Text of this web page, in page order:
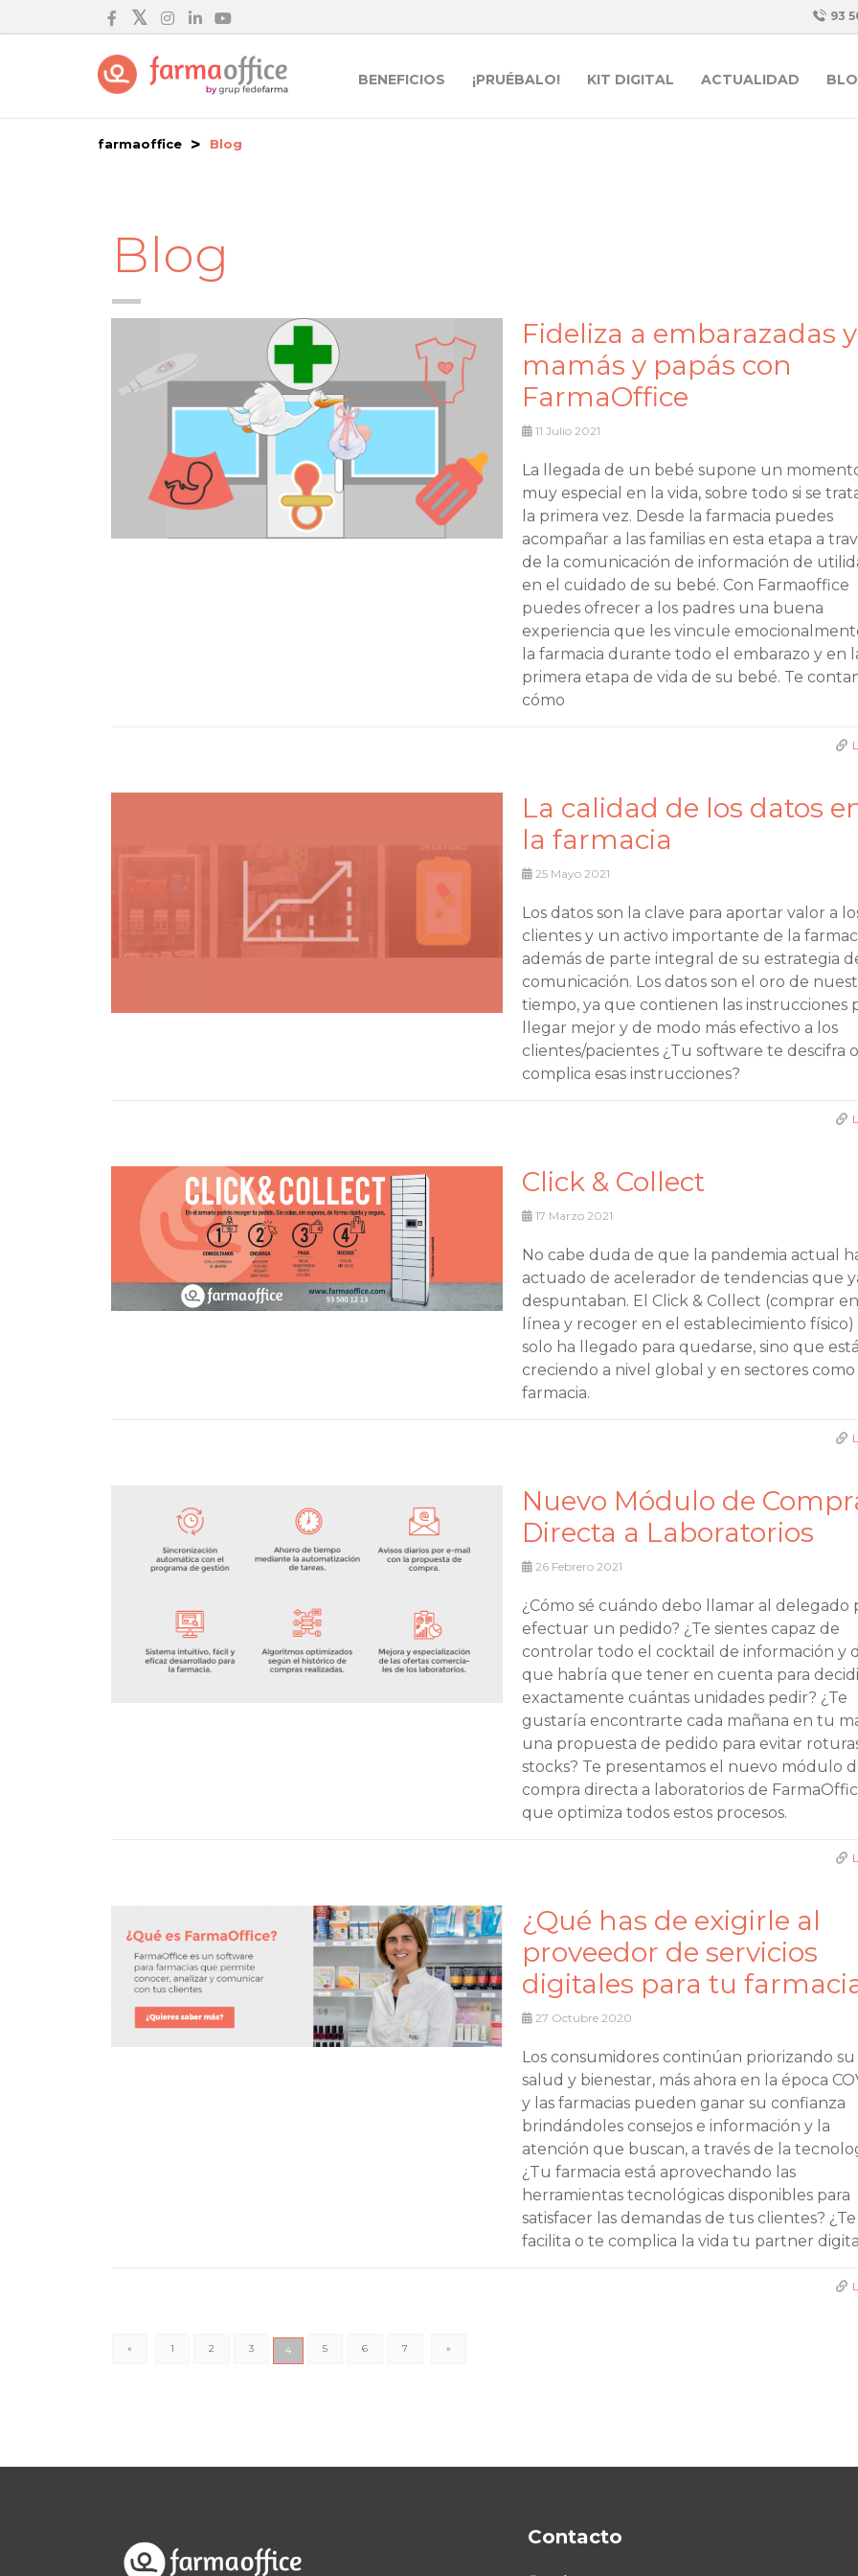
93
BENEFICIOS ¡PRUÉBALO! KIT DIGITAL ACTUALIDAD
farmaoffice Blog
Blog
Fideliza a embarazadas
mamás y papás con
FarmaOffice
11 Julio 2021
La llegada de un bebé supone un
muy especial en la vida, sobre todo si se
la primera vez. Desde la farmacia puedes
acompañar a las familias en esta etapa a
de la comunicación de información de
en el cuidado de su bebé. Con Farmaoffice
puedes ofrecer a los padres una buena
experiencia que les vincule
la farmacia durante todo el embarazo y en
primera etapa de vida de su bebé. Te
cómo
La calidad de los datos
la farmacia
25 Mayo 2021
Los datos son la clave para aportar valor a
clientes y un activo importante de la
además de parte integral de su estrategia
comunicación. Los datos son el oro de
tiempo, ya que contienen las instrucciones
llegar mejor y de modo más efectivo a los
clientes/pacientes ¿Tu software te descifra
complica esas instrucciones?
Click & Collect
17 Marzo 2021
No cabe duda de que la pandemia actual
actuado de acelerador de tendencias que
despuntaban. El Click & Collect (comprar en
línea y recoger en el establecimiento físico)
solo ha llegado para quedarse, sino que está
creciendo a nivel global y en sectores como
farmacia.
Nuevo Módulo de
Directa a Laboratorios
26 Febrero 2021
¿Cómo sé cuándo debo llamar al delegado
efectuar un pedido? ¿Te sientes capaz de
controlar todo el cocktail de información y
que habría que tener en cuenta para
exactamente cuántas unidades pedir? ¿Te
gustaría encontrarte cada mañana en tu
una propuesta de pedido para evitar
stocks? Te presentamos el nuevo módulo
compra directa a laboratorios de
que optimiza todos estos procesos.
¿Qué has de exigirle al
proveedor de servicios
digitales para tu
27 Octubre 2020
Los consumidores continúan priorizando su
salud y bienestar, más ahora en la época
y las farmacias pueden ganar su confianza
brindándoles consejos e información y la
atención que buscan, a través de la
¿Tu farmacia está aprovechando las
herramientas tecnológicas disponibles para
satisfacer las demandas de tus clientes? ¿Te
facilita o te complica la vida tu partner
« 1 2 3 4 5 6 7 »
Contacto